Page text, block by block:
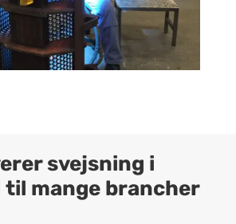
svejsning i
mange brancher